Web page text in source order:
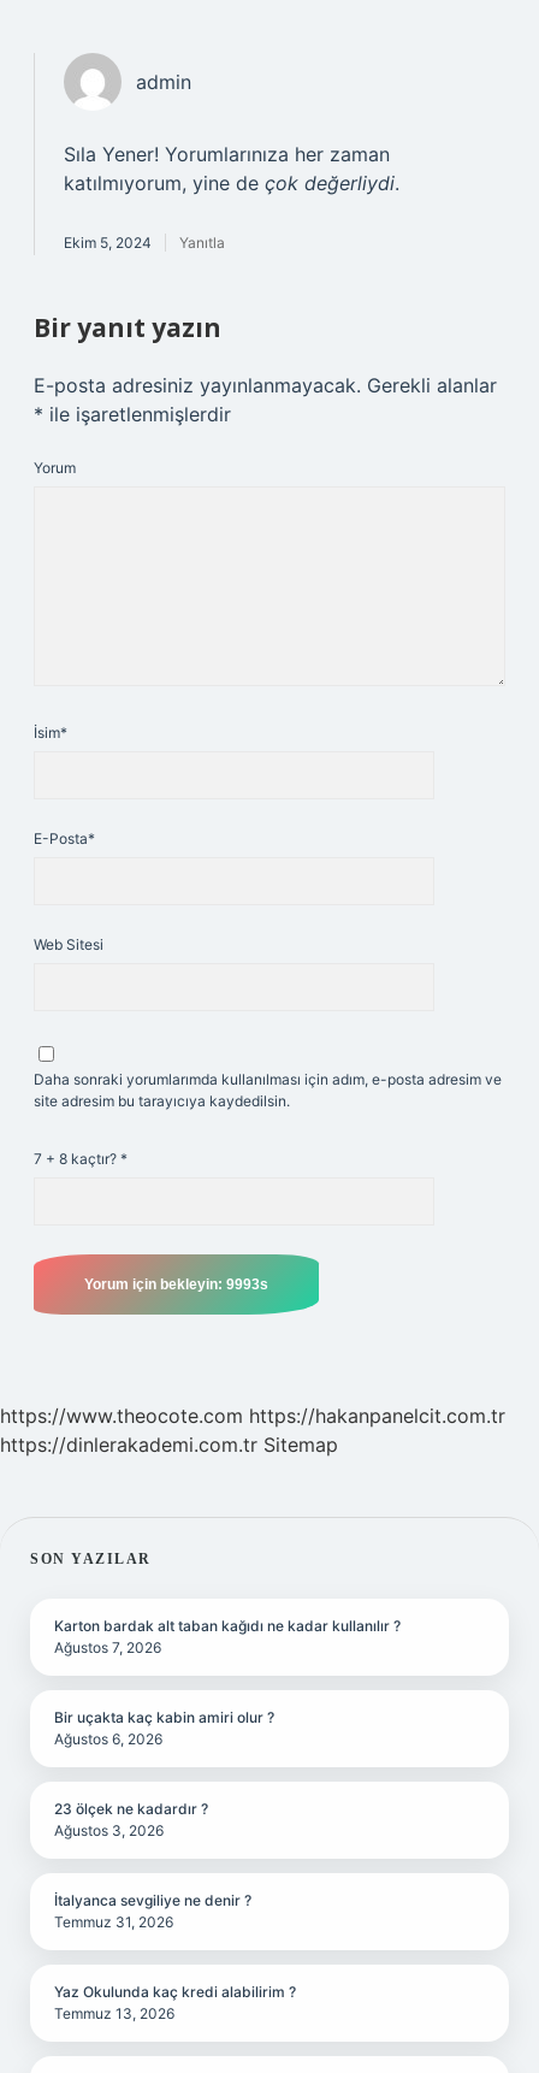
admin
Sıla Yener! Yorumlarınıza her zaman
katılmıyorum, yine de çok değerliydi.
Ekim 5, 2024 Yanıtla
Bir yanıt yazın
E-posta adresiniz yayınlanmayacak. Gerekli alanlar
* ile işaretlenmişlerdir
Yorum
İsim*
E-Posta*
Web Sitesi
Daha sonraki yorumlarımda kullanılması için adım, e-posta adresim ve
site adresim bu tarayıcıya kaydedilsin.
7 + 8 kaçtır? *
https://www.theocote.com https://hakanpanelcit.com.tr
https://dinlerakademi.com.tr Sitemap
SIDEBAR
SON YAZILAR
Karton bardak alt taban kağıdı ne kadar kullanılır ?
Ağustos 7, 2026
Bir uçakta kaç kabin amiri olur ?
Ağustos 6, 2026
23 ölçek ne kadardır ?
Ağustos 3, 2026
İtalyanca sevgiliye ne denir ?
Temmuz 31, 2026
Yaz Okulunda kaç kredi alabilirim ?
Temmuz 13, 2026